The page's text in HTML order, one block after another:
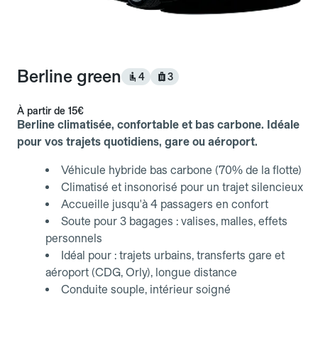
Berline green 4 3
À partir de 15€
Berline climatisée, confortable et bas carbone. Idéale
pour vos trajets quotidiens, gare ou aéroport.
Véhicule hybride bas carbone (70% de la flotte)
Climatisé et insonorisé pour un trajet silencieux
Accueille jusqu'à 4 passagers en confort
Soute pour 3 bagages : valises, malles, effets
personnels
Idéal pour : trajets urbains, transferts gare et
aéroport (CDG, Orly), longue distance
Conduite souple, intérieur soigné